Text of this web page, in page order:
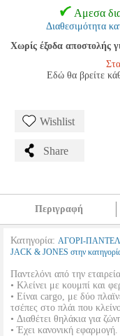
Αμεσα
Διαθεσιμότητα
Χωρίς έξοδα αποστολής
Εδώ θα βρείτε
Wishlist
Share
Περιγραφή
Κατηγορία: ΑΓΟΡΙ-
JACK & JONES στην
Παντελόνι από την εταιρεία
• Κλείνει με κουμπί και
• Είναι cargo, με δύο
τσέπες στο πλάι που
• Διαθέτει θηλάκια για
• Έχει κανονική εφαρμογή.